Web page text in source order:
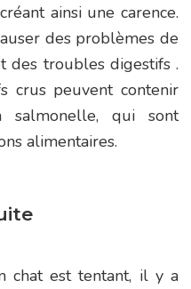
ainsi une carence.
des problèmes de
des troubles digestifs .
crus peuvent contenir
salmonelle, qui sont
alimentaires.
chat est tentant, il y a